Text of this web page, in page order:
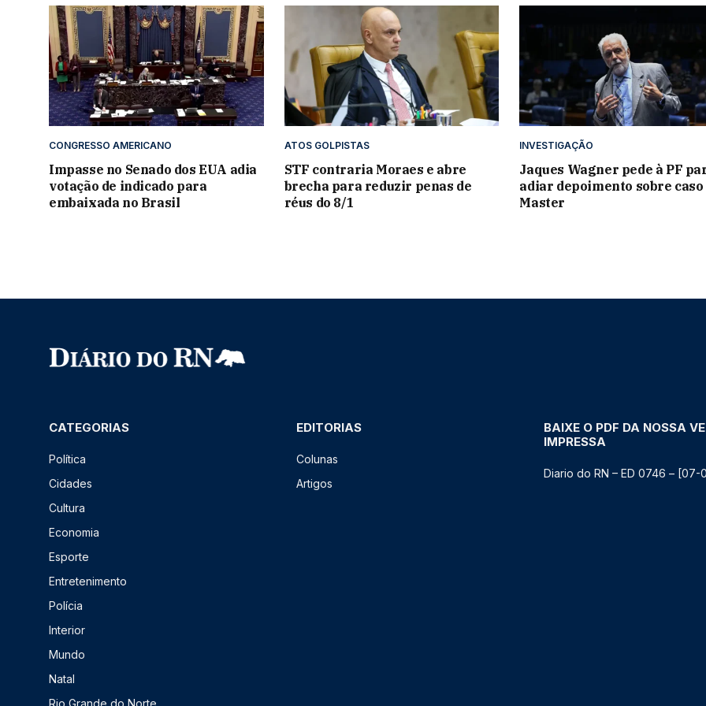
CONGRESSO AMERICANO
Impasse no Senado dos EUA adia
votação de indicado para
embaixada no Brasil
ATOS GOLPISTAS
STF contraria Moraes e abre
brecha para reduzir penas de
réus do 8/1
INVESTIGAÇÃO
Jaques Wagner pede à PF
adiar depoimento sobre caso
Master
CATEGORIAS
Política
Cidades
Cultura
Economia
Esporte
Entretenimento
Polícia
Interior
Mundo
Natal
Rio Grande do Norte
EDITORIAS
Colunas
Artigos
BAIXE O PDF DA NOSSA
IMPRESSA
Diario do RN – ED 0746 –